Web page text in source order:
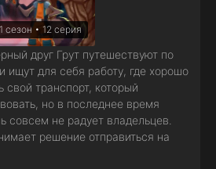
1 сезон • 12 серия
друг Грут путешествуют по
ищут для себя работу, где хорошо
свой транспорт, который
но в последнее время
совсем не радует владельцев.
решение отправиться на